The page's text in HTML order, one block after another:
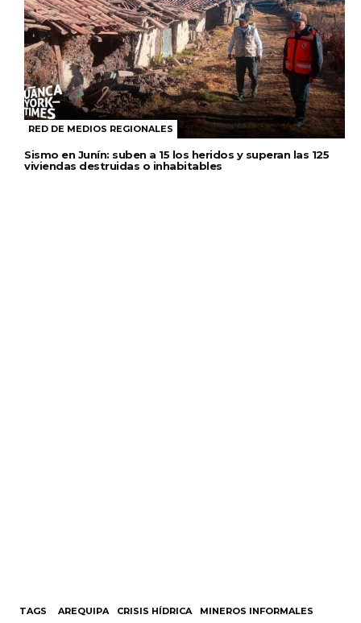
RED DE MEDIOS REGIONALES
Sismo en Junín: suben a 15 los heridos y superan las 125
viviendas destruidas o inhabitables
TAGS AREQUIPA CRISIS HÍDRICA MINEROS INFORMALES